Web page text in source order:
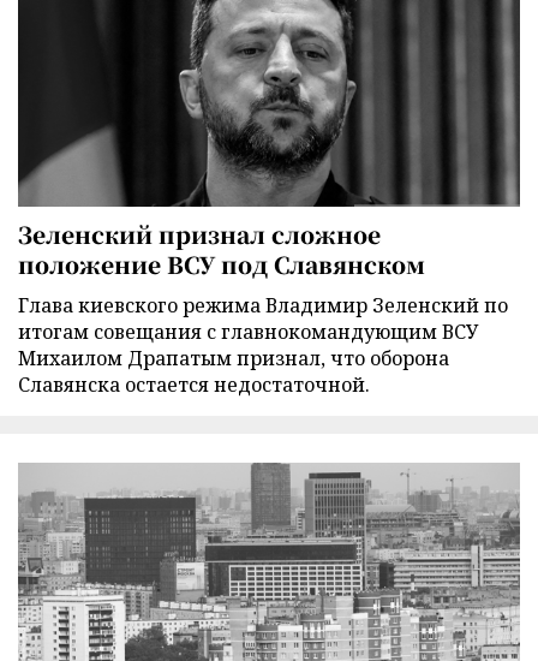
Зеленский признал сложное
положение ВСУ под Славянском
Глава киевского режима Владимир Зеленский по
итогам совещания с главнокомандующим ВСУ
Михаилом Драпатым признал, что оборона
Славянска остается недостаточной.